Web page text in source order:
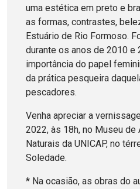
uma estética em preto e
as formas, contrastes,
Estuário de Rio Formoso.
durante os anos de 2010 e
importância do papel
da prática pesqueira
pescadores.
Venha apreciar a
2022, às 18h, no Museu de
Naturais da UNICAP, no
Soledade.
* Na ocasião, as obras do